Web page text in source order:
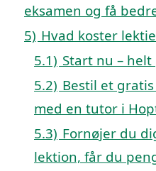
eksamen og få
5) Hvad koster
5.1) Start nu –
5.2) Bestil et
med en tutor i
5.3) Fornøjer du
lektion, får du